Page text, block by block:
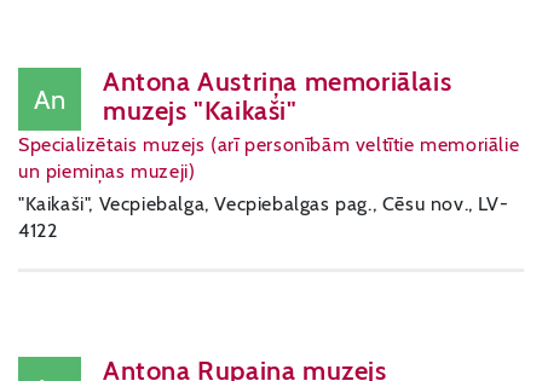
An
Antona Austriņa memoriālais
muzejs "Kaikaši"
Specializētais muzejs (arī personībām veltītie memoriālie
un piemiņas muzeji)
"Kaikaši", Vecpiebalga, Vecpiebalgas pag., Cēsu nov., LV-
4122
Antona Rupaiņa muzejs